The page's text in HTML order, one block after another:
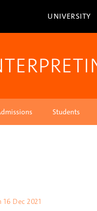
UNIVERSITY
Students
16 Dec 2021